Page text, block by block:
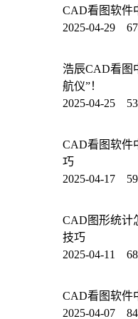
CAD看图软件
2025-04-29
浩辰CAD看图
航仪”！
2025-04-25
CAD看图软件
巧
2025-04-17
CAD图形统计
技巧
2025-04-11
CAD看图软件
2025-04-07